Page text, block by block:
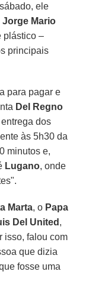
ele
Jorge Mario
plástico –
principais
para pagar e
Del Regno
dos
às 5h30 da
minutos e,
Lugano, onde
Marta, o Papa
Del United ,
isso, falou com
que dizia
fosse uma